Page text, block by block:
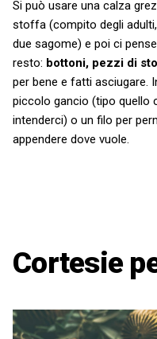
Si può usare una calza
stoffa (compito degli
due sagome) e poi ci
resto: bottoni, pezzi di
per bene e fatti asciugare.
piccolo gancio (tipo quello
intenderci) o un filo per
appendere dove vuole.
Cortesie